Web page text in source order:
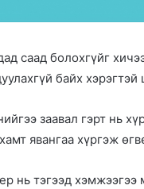
саад болохгүйг
байх хэрэгтэй
заавал гэрт нь
явангаа хүргэж
нь тэгээд